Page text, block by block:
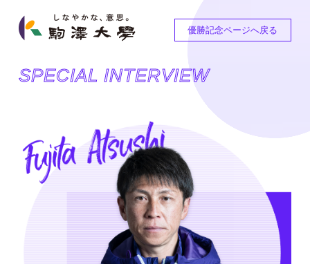
優勝記念ページへ戻る
SPECIAL INTERVIEW